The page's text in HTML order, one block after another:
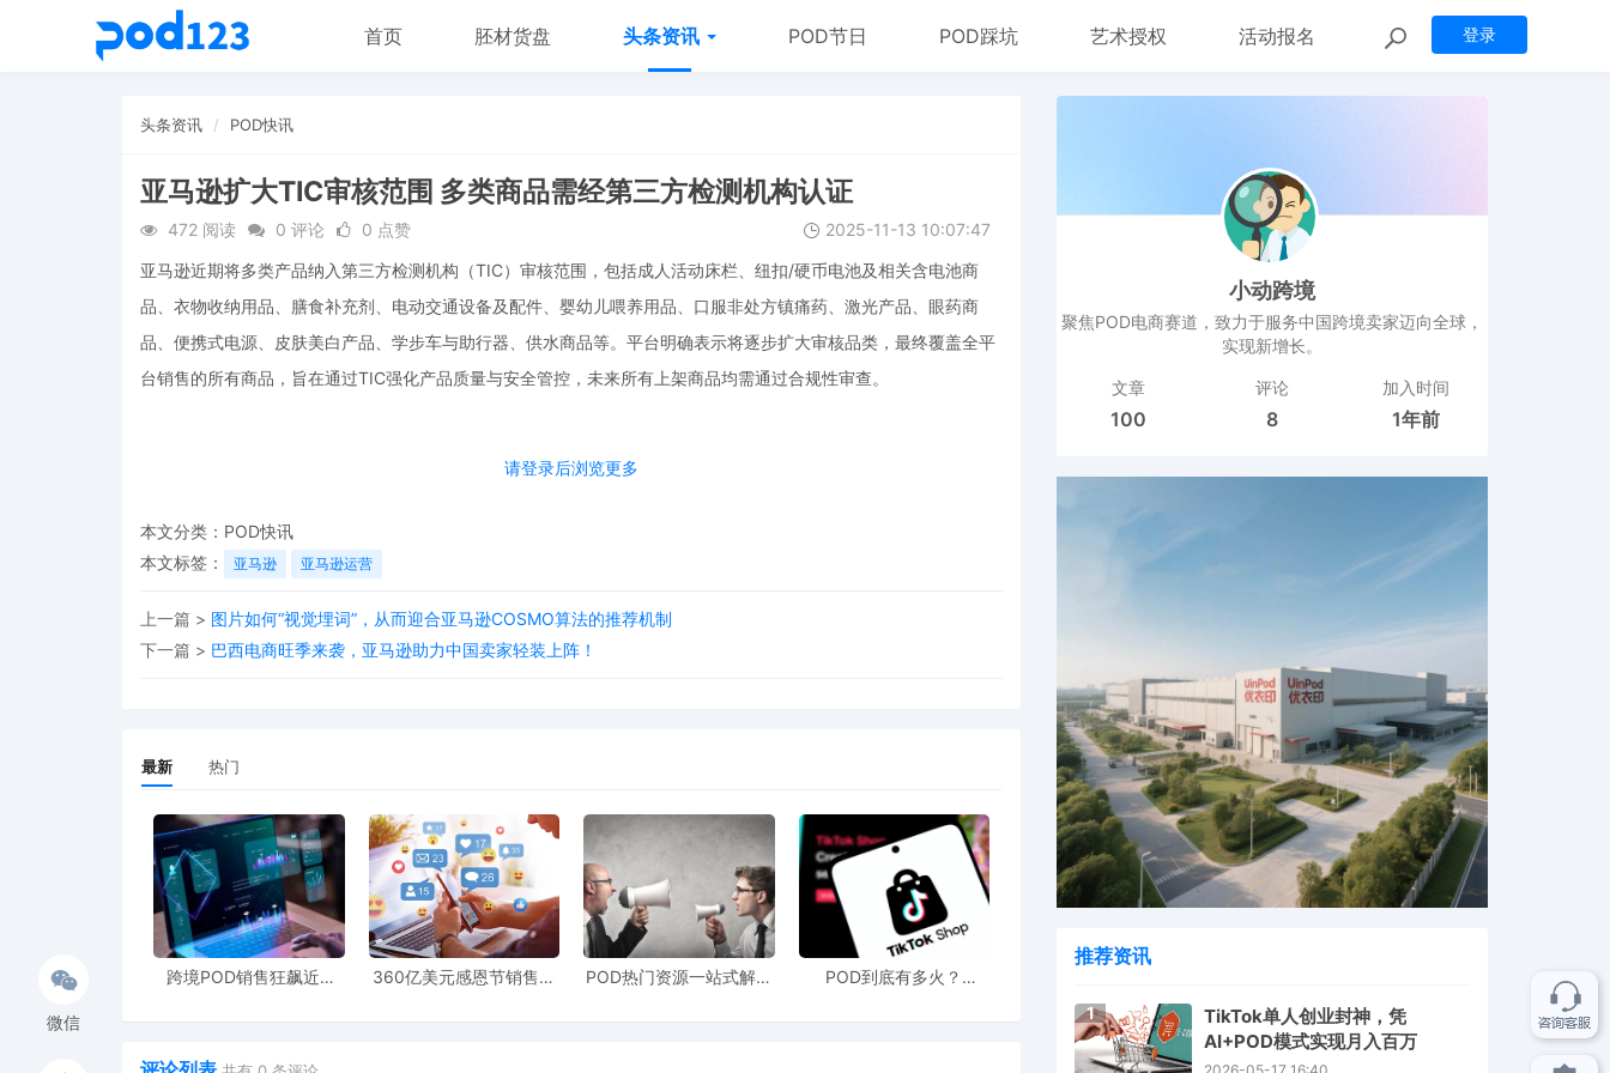
登录
首页 胚材货盘 头条资讯 POD节日 POD踩坑 艺术授权 活动报名
头条资讯 POD快讯
亚马逊扩大TIC审核范围 多类商品需经第三方检测机构认证
472 阅读 0 评论 0 点赞 2025-11-13 10:07:47
请登录后浏览更多
亚马逊近期将多类产品纳入第三方检测机构（TIC）审核范围，包括成人活动床栏、纽扣/硬币电池及相关含电池商
品、衣物收纳用品、膳食补充剂、电动交通设备及配件、婴幼儿喂养用品、口服非处方镇痛药、激光产品、眼药商
品、便携式电源、皮肤美白产品、学步车与助行器、供水商品等。平台明确表示将逐步扩大审核品类，最终覆盖全平
台销售的所有商品，旨在通过TIC强化产品质量与安全管控，未来所有上架商品均需通过合规性审查。
微信
本文分类： POD快讯
本文标签：
亚马逊 亚马逊运营
上一篇 > 图片如何“视觉埋词”，从而迎合亚马逊COSMO算法的推荐机制
下一篇 > 巴西电商旺季来袭，亚马逊助力中国卖家轻装上阵！
最新 热门
跨境POD销售狂飙近5
360亿美元感恩节销售额
POD热门资源一站式解决
POD到底有多火？
小动跨境
聚焦POD电商赛道，致力于服务中国跨境卖家迈向全球，
实现新增长。
文章
100
评论
8
加入时间
1年前
推荐资讯
1
TikTok单人创业封神，凭
AI+POD模式实现月入百万